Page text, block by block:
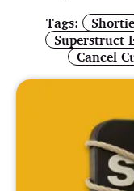
Tags:
Superstruct
Cancel